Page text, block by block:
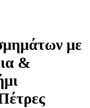
με
&